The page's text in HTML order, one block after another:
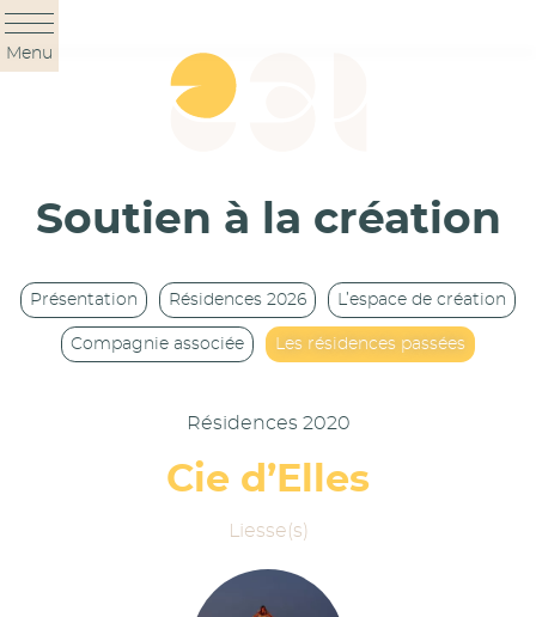
Panneau de gestion des cookies
Menu
Soutien à la création
Présentation Résidences 2026 L’espace de création
Compagnie associée Les résidences passées
Résidences 2020
Cie d’Elles
Liesse(s)